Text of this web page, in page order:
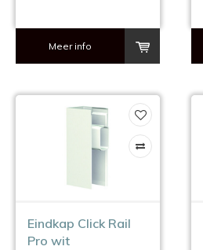
Meer info
Eindkap Click Rail
Pro wit